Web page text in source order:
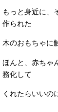
もっと身近に、
作られた
木のおもちゃに
ほんと、赤ちゃ
務化して
くれたらいいの